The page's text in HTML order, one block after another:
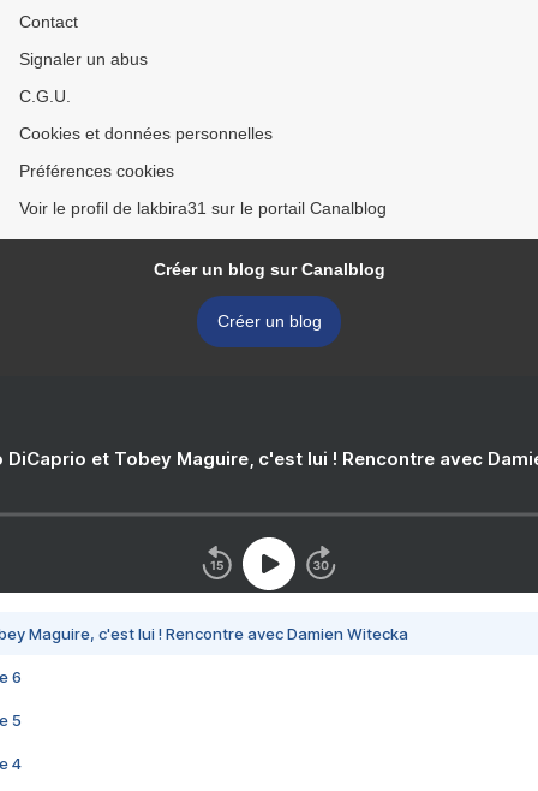
Contact
Signaler un abus
C.G.U.
Cookies et données personnelles
Préférences cookies
Voir le profil de lakbira31 sur le portail Canalblog
Créer un blog sur Canalblog
Créer un blog
DiCaprio et Tobey Maguire, c'est lui ! Rencontre avec
Maguire, c'est lui ! Rencontre avec Damien Witecka
6
5
4